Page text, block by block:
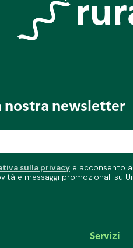
nostra newsletter
sulla privacy e acconsento
e messaggi promozionali su
Servizi